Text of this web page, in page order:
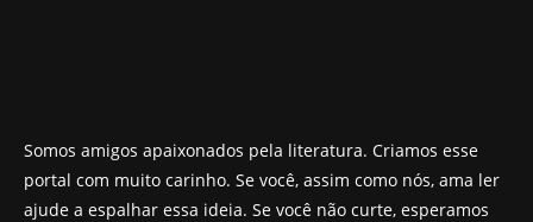
Somos amigos apaixonados pela literatura. Criamos esse
portal com muito carinho. Se você, assim como nós, ama ler
ajude a espalhar essa ideia. Se você não curte, esperamos